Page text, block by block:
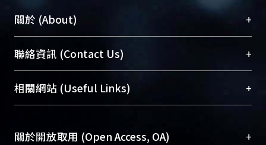
關於 (About) +
臺大位居世界頂尖大學之列，為永久珍藏及向國際
展現本校豐碩的研究成果及學術能量，圖書館整合
機構典藏（NTUR）與學術庫（AH）不同功能平
台，成為臺大學術典藏NTU scholars。期能整合研
成果。
聯絡資訊 (Contact Us) +
總館學科館員(Main Library)
醫學圖書館學科館員(Medical Library)
Sciences Library)
相關網站 (Useful Links) +
關於開放取用 (Open Access, OA) +